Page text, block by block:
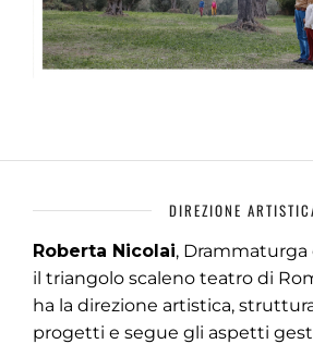
DIREZIONE
Roberta Nicolai, Drammaturga
il triangolo scaleno teatro di
ha la direzione artistica,
progetti e segue gli aspetti